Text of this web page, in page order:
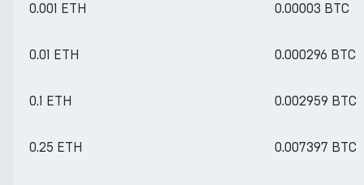
0.001 ETH 0.00003 BTC
0.01 ETH 0.000296 BTC
0.1 ETH 0.002959 BTC
0.25 ETH 0.007397 BTC